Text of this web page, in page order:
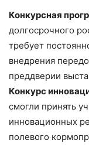
Конкурсная
долгосрочного
требует
внедрения
преддверии
Конкурс
смогли принять
инновационных
полевого